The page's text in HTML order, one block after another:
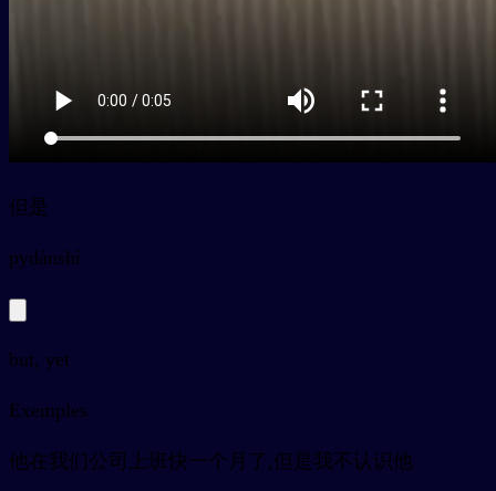
但是
pydànshì
but, yet
Exemples
他在我们公司上班快一个月了,但是我不认识他